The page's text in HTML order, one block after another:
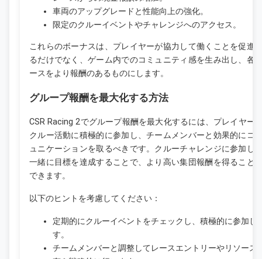
車両のアップグレードと性能向上の強化。
限定のクルーイベントやチャレンジへのアクセス。
これらのボーナスは、プレイヤーが協力して働くことを促進
るだけでなく、ゲーム内でのコミュニティ感を生み出し、各
ースをより報酬のあるものにします。
グループ報酬を最大化する方法
CSR Racing 2でグループ報酬を最大化するには、プレイヤー
クルー活動に積極的に参加し、チームメンバーと効果的にコ
ュニケーションを取るべきです。クルーチャレンジに参加し
一緒に目標を達成することで、より高い集団報酬を得ること
できます。
以下のヒントを考慮してください：
定期的にクルーイベントをチェックし、積極的に参加し
す。
チームメンバーと調整してレースエントリーやリソース